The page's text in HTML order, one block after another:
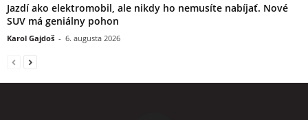
Jazdí ako elektromobil, ale nikdy ho nemusíte nabíjať. Nové
SUV má geniálny pohon
Karol Gajdoš - 6. augusta 2026